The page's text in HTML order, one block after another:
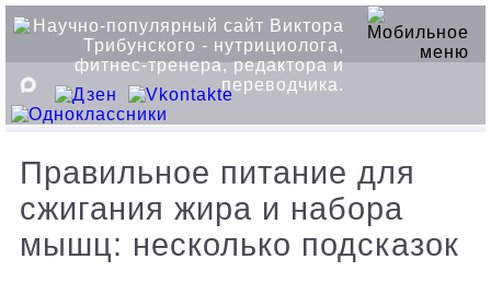
Правильное питание для
сжигания жира и набора
мышц: несколько подсказок